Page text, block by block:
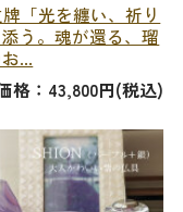
牌「光を纏い、祈り
う。魂が還る、瑠
...
格：43,800円(税込)